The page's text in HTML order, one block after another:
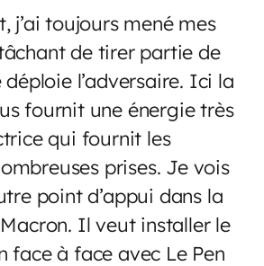
j’ai toujours mené mes
de tirer partie de
déploie l’adversaire. Ici la
fournit une énergie très
qui fournit les
prises. Je vois
point d’appui dans la
Il veut installer le
face à face avec Le Pen